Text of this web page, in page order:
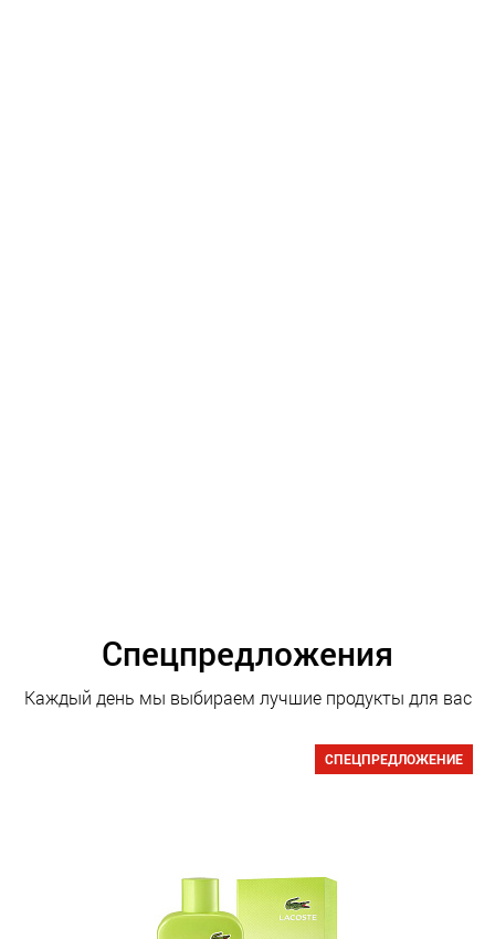
Спецпредложения
Каждый день мы выбираем лучшие продукты для вас
СПЕЦПРЕДЛОЖЕНИЕ